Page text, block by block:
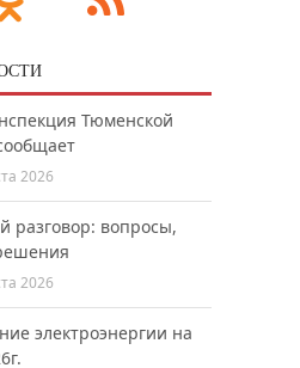
Тюменской
2026
разговор: вопросы,
2026
электроэнергии на